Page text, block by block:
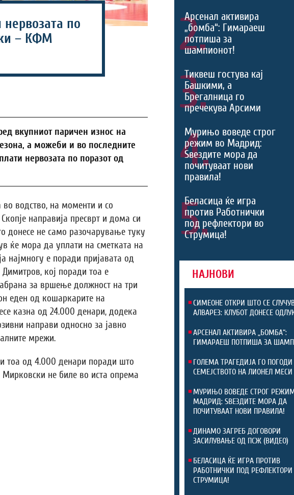
по
– КФМ
вкупниот паричен износ на
а можеби и во последните
нервозата по поразот од
во водство, на моменти и со
направија пресврт и дома си
донесе не само разочарување туку
ќе мора да уплати на сметката на
е поради пријавата од
кој поради тоа е
за вршење должност на три
еден од кошаркарите на
казна од 24.000 денари, додека
направи односно за јавно
мрежи.
тоа од 4.000 денари поради што
не биле во иста опрема
2.
Арсенал активира
„бомба“: Гимараеш
потпиша за
шампионот!
3.
Тиквеш гостува кај
Башкими, а
Брегалница го
пречекува Арсими
4.
Мурињо воведе строг
режим во Мадрид:
Ѕвездите мора да
почитуваат нови
правила!
5.
Беласица ќе игра
против Работнички
под рефлектори во
Струмица!
НАЈНОВИ
СИМЕОНЕ ОТКРИ ШТО СЕ
АЛВАРЕЗ: КЛУБОТ ДОНЕСЕ
АРСЕНАЛ АКТИВИРА „БОМБА“:
ГИМАРАЕШ ПОТПИША ЗА
ГОЛЕМА ТРАГЕДИЈА ГО ПОГОДИ
СЕМЕЈСТВОТО НА ЛИОНЕЛ
МУРИЊО ВОВЕДЕ СТРОГ
МАДРИД: ЅВЕЗДИТЕ МОРА ДА
ПОЧИТУВААТ НОВИ ПРАВИЛА!
ДИНАМО ЗАГРЕБ ДОГОВОРИ
ЗАСИЛУВАЊЕ ОД ПСЖ (ВИДЕО)
БЕЛАСИЦА ЌЕ ИГРА ПРОТИВ
РАБОТНИЧКИ ПОД РЕФЛЕКТОРИ
СТРУМИЦА!